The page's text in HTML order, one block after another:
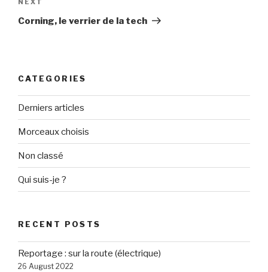
Next
Post
NEXT
Corning, le verrier de la tech
CATEGORIES
Derniers articles
Morceaux choisis
Non classé
Qui suis-je ?
RECENT POSTS
Reportage : sur la route (électrique)
26 August 2022